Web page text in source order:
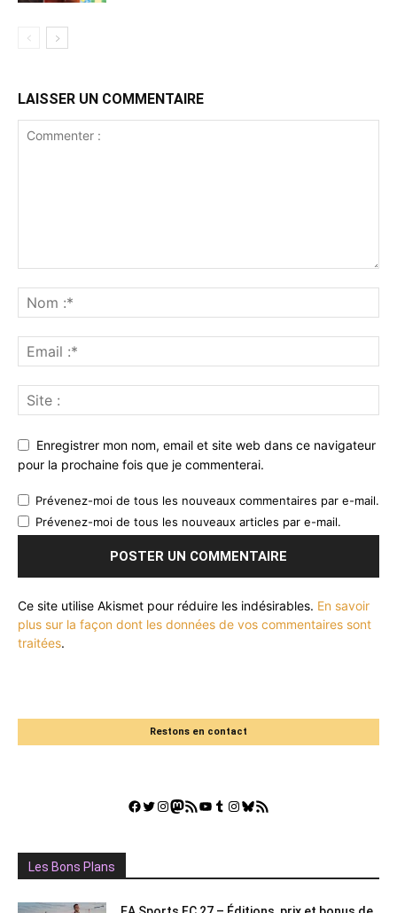
LAISSER UN COMMENTAIRE
Enregistrer mon nom, email et site web dans ce navigateur
pour la prochaine fois que je commenterai.
Prévenez-moi de tous les nouveaux commentaires par e-mail.
Prévenez-moi de tous les nouveaux articles par e-mail.
Ce site utilise Akismet pour réduire les indésirables. En savoir
plus sur la façon dont les données de vos commentaires sont
traitées.
Restons en contact
Facebook
Twitter
Instagram
Mastodon
Flux RSSYouTube
Tumblr
Instagram
Bluesky
GestGame
Les Bons Plans